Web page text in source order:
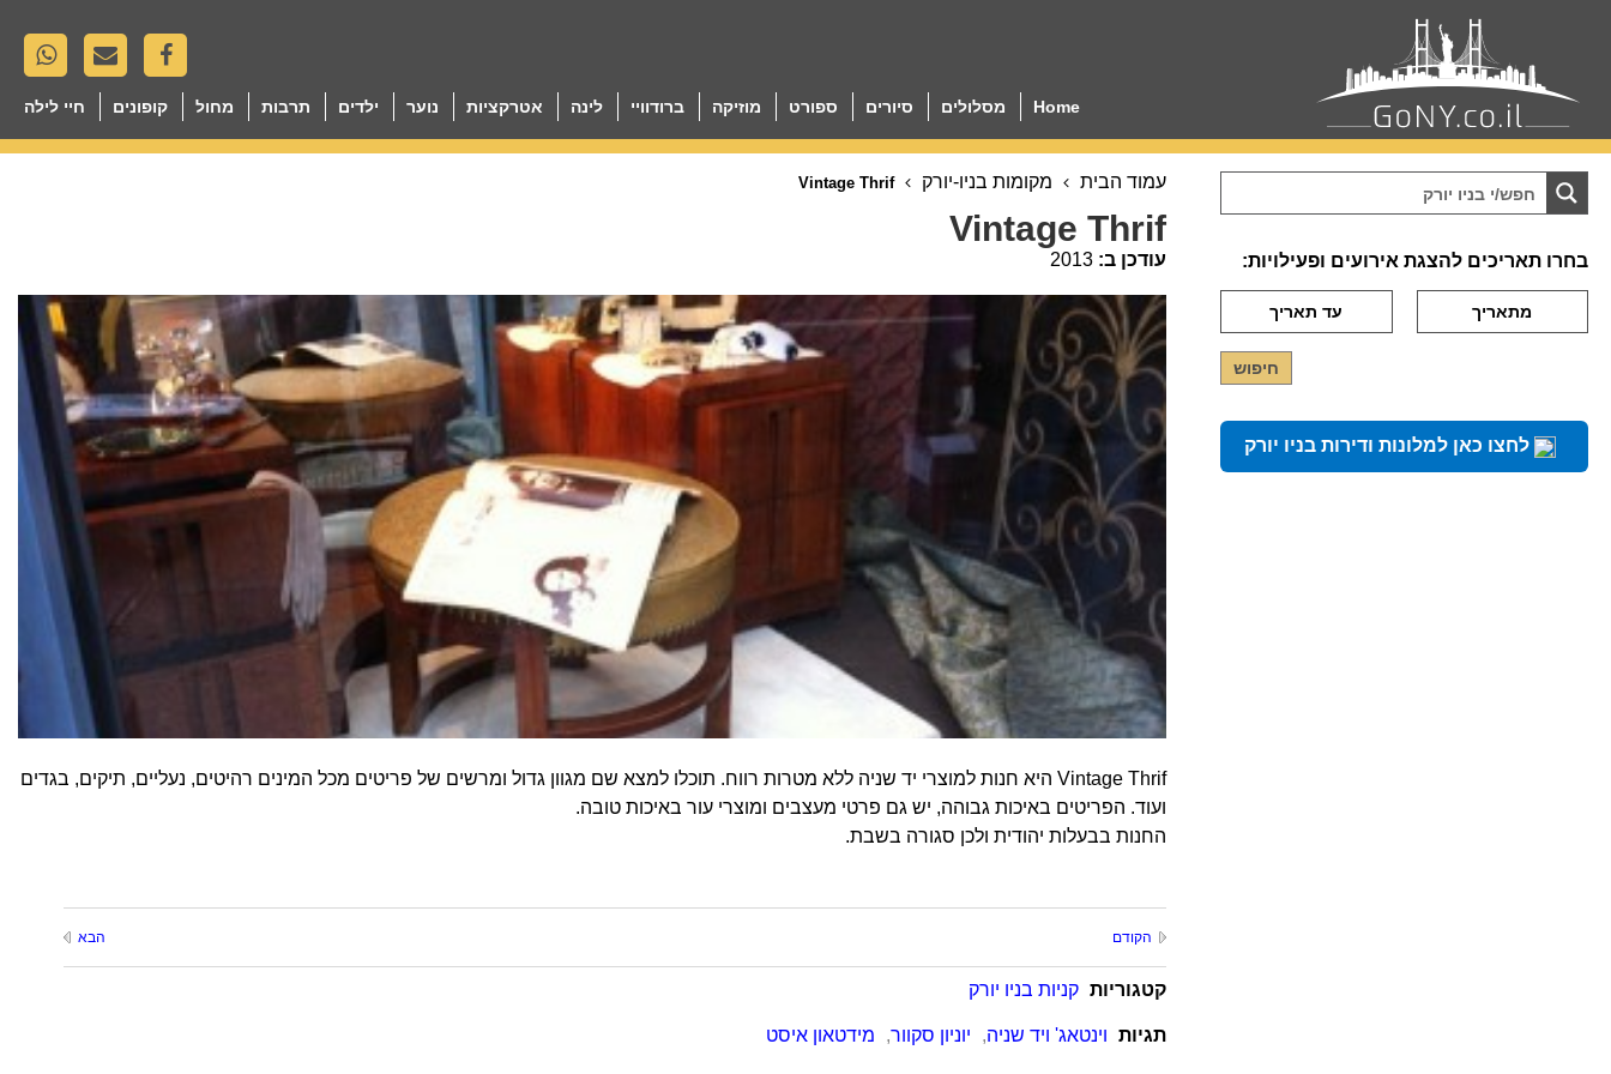
Home מסלולים סיורים ספורט מוזיקה ברודוויי לינה אטרקציות נוער ילדים תרבות מחול קופונים חיי לילה
עמוד הבית מקומות בניו-יורק Vintage Thrif
Vintage Thrif
עודכן ב: 2013
Vintage Thrif היא חנות למוצרי יד שניה ללא מטרות רווח. תוכלו למצא שם מגוון גדול ומרשים של פריטים מכל המינים רהיטים, נעליים, תיקים, בגדים
ועוד. הפריטים באיכות גבוהה, יש גם פרטי מעצבים ומוצרי עור באיכות טובה.
החנות בבעלות יהודית ולכן סגורה בשבת.
הקודם הבא
קטגוריות קניות בניו יורק
תגיות וינטאג' ויד שניה, יוניון סקוור, מידטאון איסט
בחרו תאריכים להצגת אירועים ופעילויות:
לחצו כאן למלונות ודירות בניו יורק